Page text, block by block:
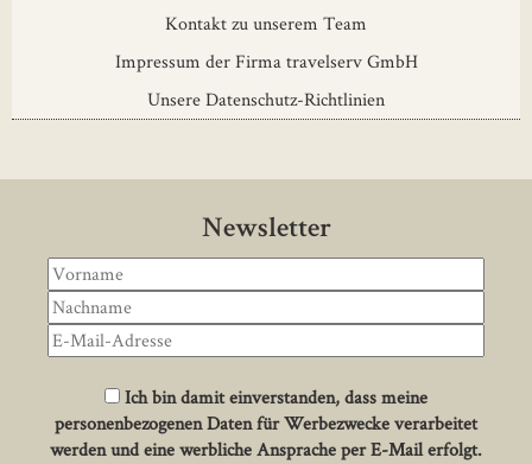
Kontakt zu unserem Team
Impressum der Firma travelserv GmbH
Unsere Datenschutz-Richtlinien
Newsletter
Ich bin damit einverstanden, dass meine
personenbezogenen Daten für Werbezwecke verarbeitet
werden und eine werbliche Ansprache per E-Mail erfolgt.